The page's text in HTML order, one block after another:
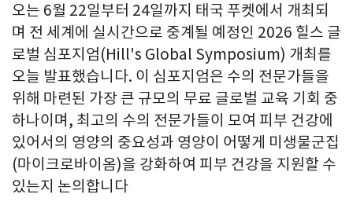
오는 6월 22일부터 24일까지 태국 푸켓에서 개최되
며 전 세계에 실시간으로 중계될 예정인 2026 힐스 글
로벌 심포지엄(Hill's Global Symposium) 개최를
오늘 발표했습니다. 이 심포지엄은 수의 전문가들을
위해 마련된 가장 큰 규모의 무료 글로벌 교육 기회 중
하나이며, 최고의 수의 전문가들이 모여 피부 건강에
있어서의 영양의 중요성과 영양이 어떻게 미생물군집
(마이크로바이옴)을 강화하여 피부 건강을 지원할 수
있는지 논의합니다